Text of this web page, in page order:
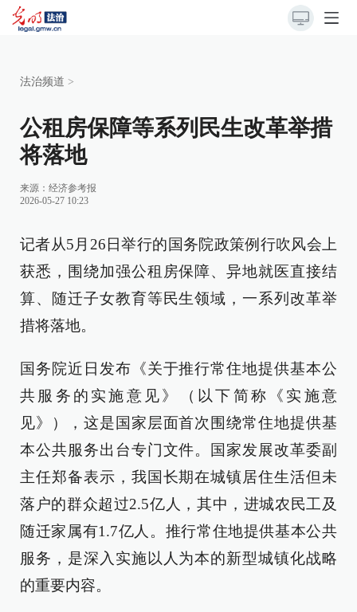
法治频道 >
公租房保障等系列民生改革举措
将落地
来源： 经济参考报
2026-05-27 10:23
记者从5月26日举行的国务院政策例行吹风会上
获悉，围绕加强公租房保障、异地就医直接结
算、随迁子女教育等民生领域，一系列改革举
措将落地。
国务院近日发布《关于推行常住地提供基本公
共服务的实施意见》（以下简称《实施意
见》），这是国家层面首次围绕常住地提供基
本公共服务出台专门文件。国家发展改革委副
主任郑备表示，我国长期在城镇居住生活但未
落户的群众超过2.5亿人，其中，进城农民工及
随迁家属有1.7亿人。推行常住地提供基本公共
服务，是深入实施以人为本的新型城镇化战略
的重要内容。